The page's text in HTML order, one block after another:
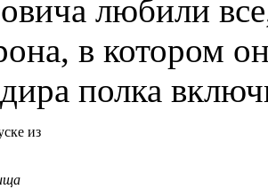
любили
в котором
полка